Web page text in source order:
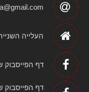
העלייה השנייה 7 ב,
דף הפייסבוק